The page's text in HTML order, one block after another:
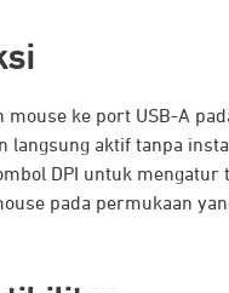
mouse ke port USB-A
langsung aktif tanpa
DPI untuk
pada permukaan